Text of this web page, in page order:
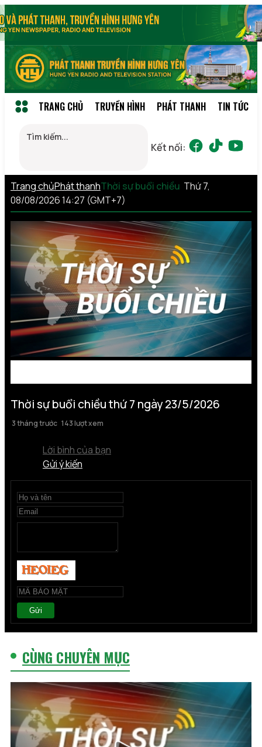
TRANG CHỦ TRUYỀN HÌNH PHÁT THANH TIN TỨC
Kết nối:
Trang chủPhát thanhThời sự buổi chiều Thứ 7,
08/08/2026 14:27 (GMT+7)
Thời sự buổi chiều thứ 7 ngày 23/5/2026
3 tháng trước 143 lượt xem
Lời bình của bạn
Gửi ý kiến
Gửi
CÙNG CHUYÊN MỤC